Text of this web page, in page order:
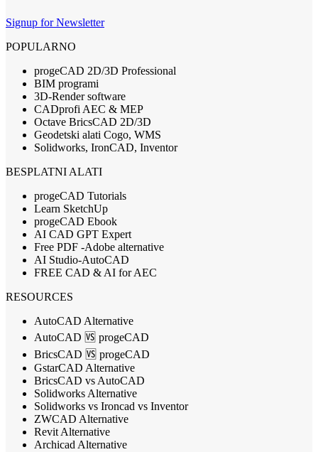
Signup for Newsletter
POPULARNO
progeCAD 2D/3D Professional
BIM programi
3D-Render software
CADprofi AEC & MEP
Octave BricsCAD 2D/3D
Geodetski alati Cogo, WMS
Solidworks, IronCAD, Inventor
BESPLATNI ALATI
progeCAD Tutorials
Learn SketchUp
progeCAD Ebook
AI CAD GPT Expert
Free PDF -Adobe alternative
AI Studio-AutoCAD
FREE CAD & AI for AEC
RESOURCES
AutoCAD Alternative
AutoCAD 🆚 progeCAD
BricsCAD 🆚 progeCAD
GstarCAD Alternative
BricsCAD vs AutoCAD
Solidworks Alternative
Solidworks vs Ironcad vs Inventor
ZWCAD Alternative
Revit Alternative
Archicad Alternative